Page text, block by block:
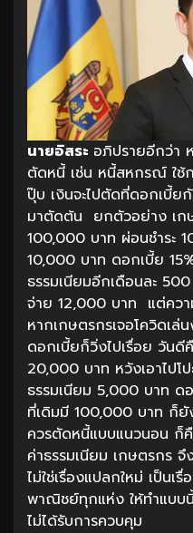
นายอิสระ อภิปรายอีกว่า
ตัดหนี้ เช่น หนี้สหกรณ์ ใช้
ปุ๊บ เงินจะไปตัดที่ดอกเบี้ย
มาตัดต้น ยกตัวอย่าง เ
100,000 บาท ผ่อนชำระ
10,000 บาท ดอกเบี้ย
ธรรมเนียมอีกเดือนละ
จ่าย 12,000 บาท แต่ควา
หากเกษตรกรเจอโควิดเล่
ดอกเบี้ยก็วิ่งไปเรื่อย วันดี
20,000 บาท หวังเอาไปโป
ธรรมเนียม 5,000 บาท ด
ที่เดิมมี 100,000 บาท ก็
ควรตัดหนี้แบบแนวนอน ก็
ค่าธรรมเนียม เกษตรกร จึ
ไม่ใช่เรื่องแปลกใหม่ เป็นเ
พาณิชย์ทุกแห่ง ให้ทำแบ
ไม่ได้รับการควบคุม